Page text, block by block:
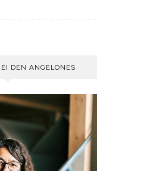
DEN ANGELONES